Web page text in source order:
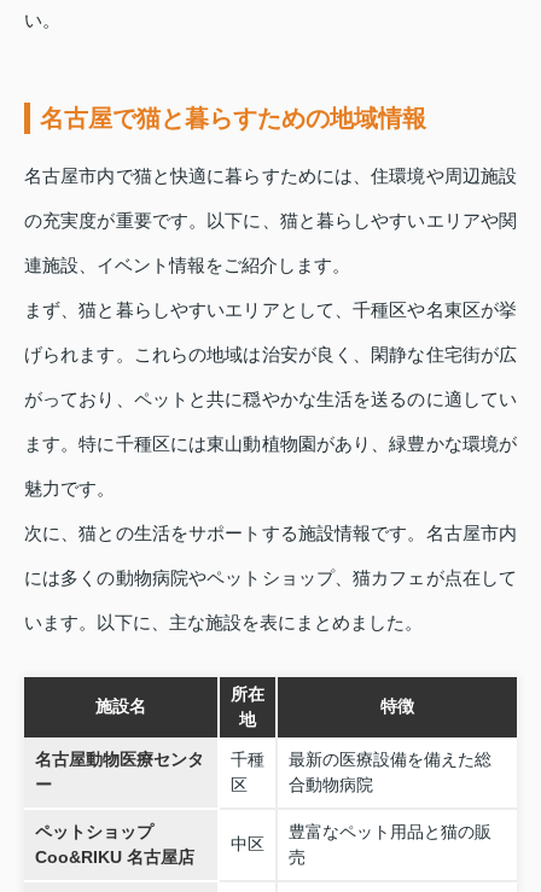
い。
名古屋で猫と暮らすための地域情報
名古屋市内で猫と快適に暮らすためには、住環境や周辺施設
の充実度が重要です。以下に、猫と暮らしやすいエリアや関
連施設、イベント情報をご紹介します。
まず、猫と暮らしやすいエリアとして、千種区や名東区が挙
げられます。これらの地域は治安が良く、閑静な住宅街が広
がっており、ペットと共に穏やかな生活を送るのに適してい
ます。特に千種区には東山動植物園があり、緑豊かな環境が
魅力です。
次に、猫との生活をサポートする施設情報です。名古屋市内
には多くの動物病院やペットショップ、猫カフェが点在して
います。以下に、主な施設を表にまとめました。
施設名
所在
地
特徴
名古屋動物医療センタ
ー
千種
区
最新の医療設備を備えた総
合動物病院
ペットショップ
Coo&RIKU 名古屋店
中区
豊富なペット用品と猫の販
売